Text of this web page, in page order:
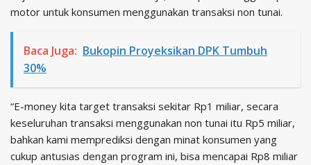
motor untuk konsumen menggunakan transaksi non tunai.
Baca Juga: Bukopin Proyeksikan DPK Tumbuh
30%
“E-money kita target transaksi sekitar Rp1 miliar, secara
keseluruhan transaksi menggunakan non tunai itu Rp5 miliar,
bahkan kami memprediksi dengan minat konsumen yang
cukup antusias dengan program ini, bisa mencapai Rp8 miliar